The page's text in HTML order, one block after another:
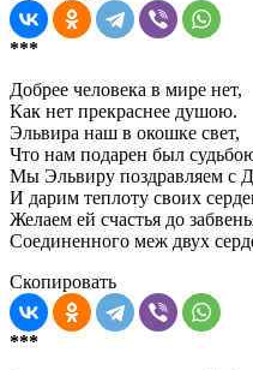
***
Добрее человека в мире нет,
Как нет прекраснее душою.
Эльвира наш в окошке свет,
Что нам подарен был
Мы Эльвиру поздравляем с
И дарим теплоту своих
Желаем ей счастья до
Соединенного меж двух
Скопировать
***